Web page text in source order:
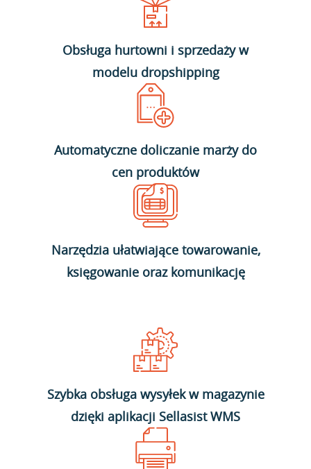
Obsługa hurtowni i sprzedaży w
modelu dropshipping
Automatyczne doliczanie marży do
cen produktów
Narzędzia ułatwiające towarowanie,
księgowanie oraz komunikację
Szybka obsługa wysyłek w magazynie
dzięki aplikacji Sellasist WMS